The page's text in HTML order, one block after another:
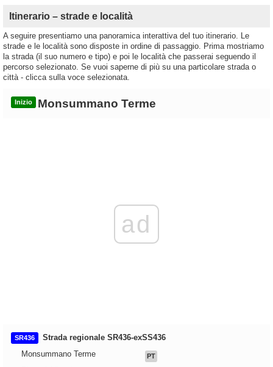
Itinerario – strade e località
A seguire presentiamo una panoramica interattiva del tuo itinerario. Le
strade e le località sono disposte in ordine di passaggio. Prima mostriamo
la strada (il suo numero e tipo) e poi le località che passerai seguendo il
percorso selezionato. Se vuoi saperne di più su una particolare strada o
città - clicca sulla voce selezionata.
Inizio Monsummano Terme
ad
SR436
Strada regionale SR436-exSS436
Monsummano Terme
PT